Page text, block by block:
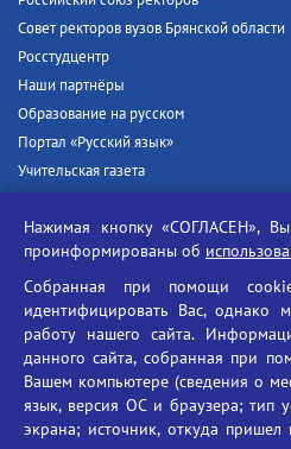
Совет ректоров вузов Брянской области
Росстудцентр
Наши партнёры
Образование на русском
Портал «Русский язык»
Учительская газета
Единый портал государственных услуг
Противодействие угрозам
Социальные ролики - Генеральная
Противодействие коррупции
БГУ против наркотиков
Брянский
Нажимая кнопку «СОГЛАСЕН»,
проинформированы об
Собранная при помощи
идентифицировать Вас, однако
работу нашего сайта.
данного сайта, собранная при
Вашем компьютере (сведения о
язык, версия ОС и браузера; тип
экрана; источник, откуда пришел